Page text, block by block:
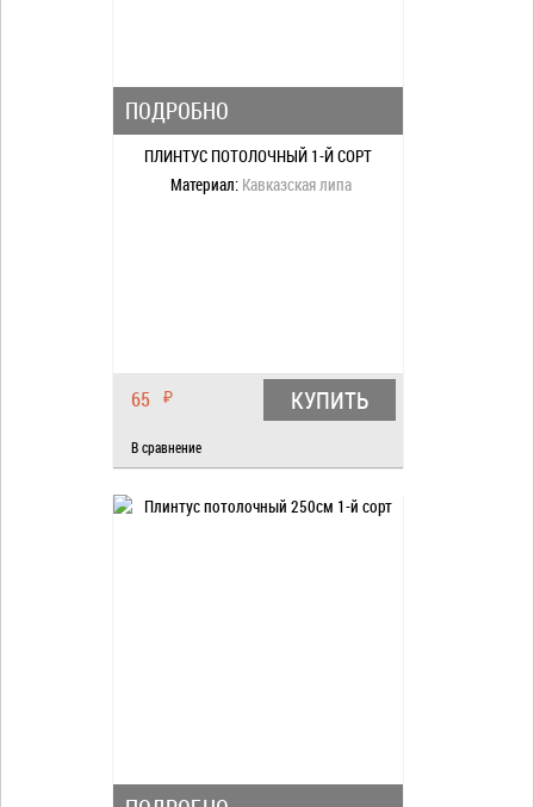
ПОДРОБНО
ПЛИНТУС ПОТОЛОЧНЫЙ 1-Й СОРТ
Материал: Кавказская липа
65 ₽ КУПИТЬ
В сравнение